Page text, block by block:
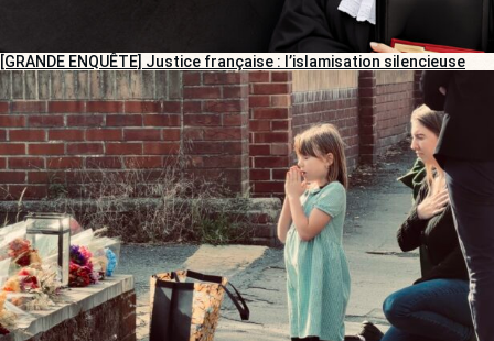
[GRANDE ENQUÊTE] Justice française : l’islamisation silencieuse